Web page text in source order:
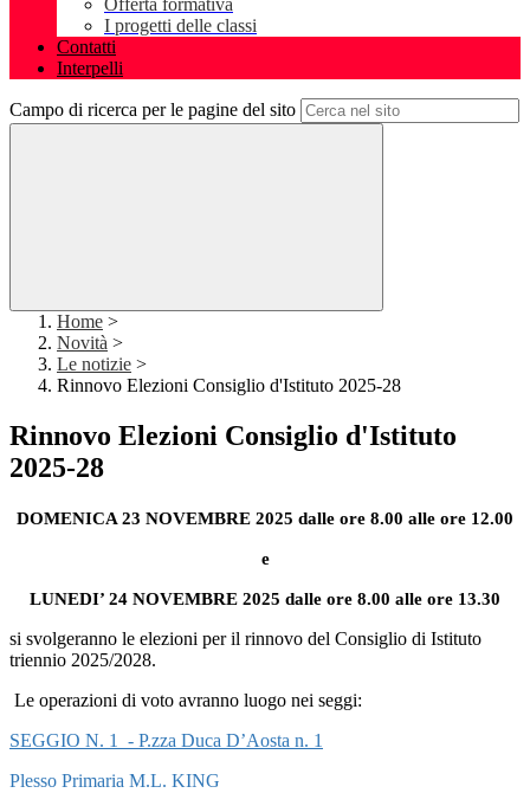
Offerta formativa
I progetti delle classi
Contatti
Interpelli
Campo di ricerca per le pagine del sito
Home >
Novità >
Le notizie >
Rinnovo Elezioni Consiglio d'Istituto 2025-28
Rinnovo Elezioni Consiglio d'Istituto
2025-28
DOMENICA 23 NOVEMBRE 2025 dalle ore 8.00 alle ore 12.00
e
LUNEDI’ 24 NOVEMBRE 2025 dalle ore 8.00 alle ore 13.30
si svolgeranno le elezioni per il rinnovo del Consiglio di Istituto
triennio 2025/2028.
Le operazioni di voto avranno luogo nei seggi:
SEGGIO N. 1
- P.zza Duca D’Aosta n. 1
Plesso Primaria M.L. KING